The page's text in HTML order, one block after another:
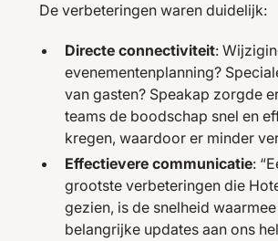
De verbeteringen waren duidelijk:
Directe connectiviteit:
evenementenplanning?
van gasten? Speakap zorgde
teams de boodschap snel en
kregen, waardoor er minder
Effectievere communicatie:
grootste verbeteringen die
gezien, is de snelheid
belangrijke updates aan ons